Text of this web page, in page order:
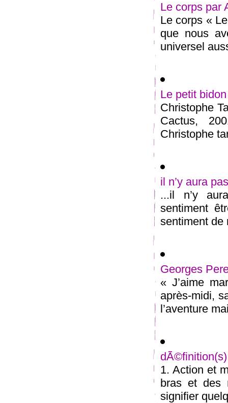
Le corps par
Le corps «
que nous
universel
Le petit
Christophe
Cactus,
Christophe
il n’y aura
...il n’y
sentiment
sentiment de
Georges
« J’aime
après-midi,
l’aventure
1. Action et
bras et des
signifier